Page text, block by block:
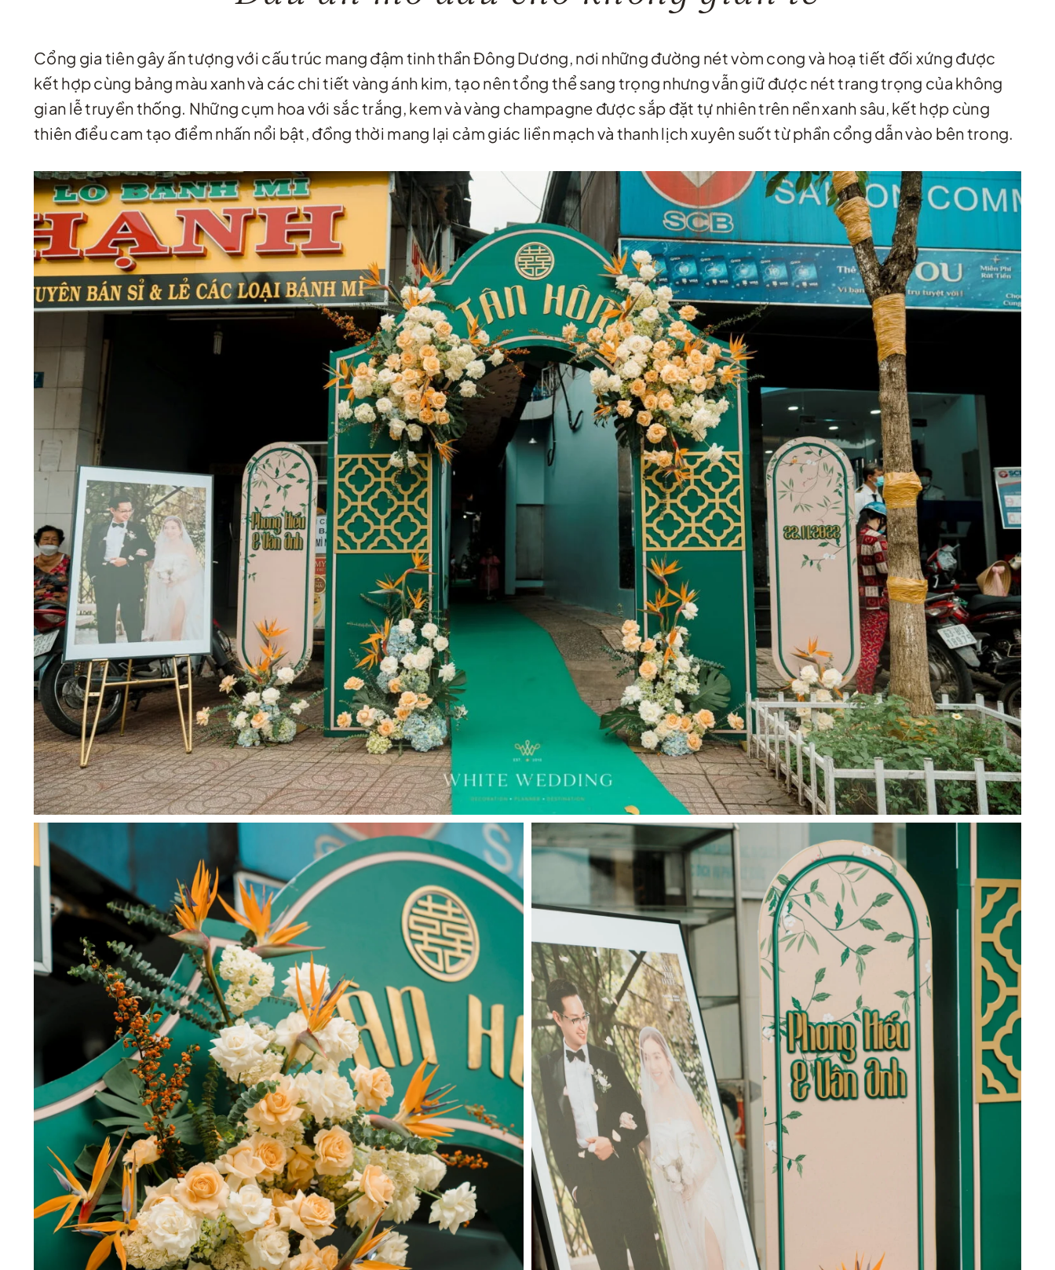
Cổng gia tiên gây ấn tượng với cấu trúc mang đậm tinh thần Đông Dương, nơi những đường nét vòm cong và hoạ tiết đối xứng được
kết hợp cùng bảng màu xanh và các chi tiết vàng ánh kim, tạo nên tổng thể sang trọng nhưng vẫn giữ được nét trang trọng của không
gian lễ truyền thống. Những cụm hoa với sắc trắng, kem và vàng champagne được sắp đặt tự nhiên trên nền xanh sâu, kết hợp cùng
thiên điểu cam tạo điểm nhấn nổi bật, đồng thời mang lại cảm giác liền mạch và thanh lịch xuyên suốt từ phần cổng dẫn vào bên trong.